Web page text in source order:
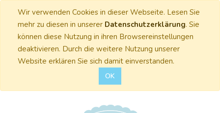
Wir verwenden Cookies in dieser Webseite. Lesen Sie
mehr zu diesen in unserer Datenschutzerklärung. Sie
können diese Nutzung in ihren Browsereinstellungen
deaktivieren. Durch die weitere Nutzung unserer
Website erklären Sie sich damit einverstanden.
OK